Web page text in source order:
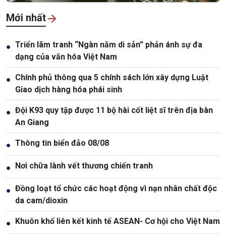
Mới nhất
● Triển lãm tranh “Ngàn năm di sản” phản ánh sự đa
dạng của văn hóa Việt Nam
● Chính phủ thông qua 5 chính sách lớn xây dựng Luật
Giao dịch hàng hóa phái sinh
● Đội K93 quy tập được 11 bộ hài cốt liệt sĩ trên địa bàn
An Giang
● Thông tin biển đảo 08/08
● Nơi chữa lành vết thương chiến tranh
● Đồng loạt tổ chức các hoạt động vì nạn nhân chất độc
da cam/dioxin
● Khuôn khổ liên kết kinh tế ASEAN- Cơ hội cho Việt Nam